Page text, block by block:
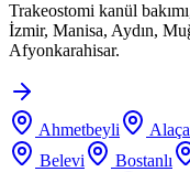
Trakeostomi kanül
İzmir, Manisa, Aydın,
Afyonkarahisar.
Ahmetbeyli
Belevi
Bostanlı